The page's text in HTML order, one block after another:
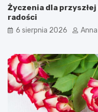
Życzenia dla przyszłej
radości
6 sierpnia 2026